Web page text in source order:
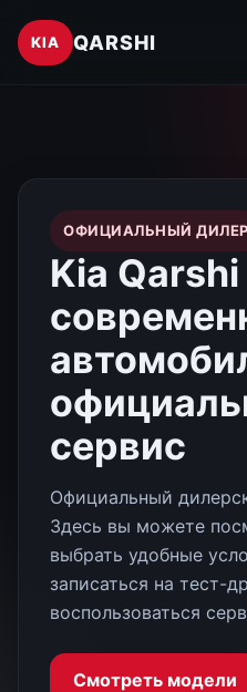
KIA QARSHI
ОФИЦИАЛЬНЫЙ ДИЛЕР
Kia
сервис
Официальный
Здесь вы можете
выбрать удобные
записаться на тест-
воспользоваться
Смотреть модели